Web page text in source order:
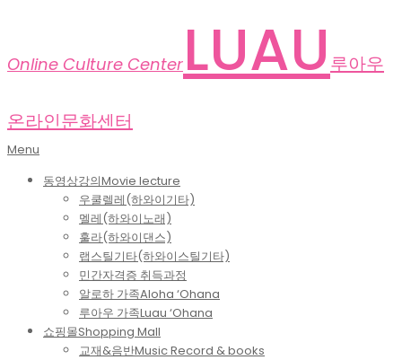
Online Culture Center LUAU 루아우
온라인문화센터
Primary
Menu
Menu
동영상강의Movie lecture
우쿨렐레(하와이기타)
멜레(하와이노래)
훌라(하와이댄스)
랩스틸기타(하와이스틸기타)
민간자격증 취득과정
알로하 가족Aloha ‘Ohana
루아우 가족Luau ‘Ohana
쇼핑몰Shopping Mall
교재&음반Music Record & books